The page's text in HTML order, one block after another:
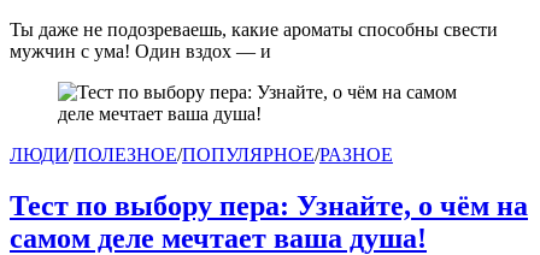
Ты даже не подозреваешь, какие ароматы способны свести
мужчин с ума! Один вздох — и
ЛЮДИ/ПОЛЕЗНОЕ/ПОПУЛЯРНОЕ/РАЗНОЕ
Тест по выбору пера: Узнайте, о чём на
самом деле мечтает ваша душа!